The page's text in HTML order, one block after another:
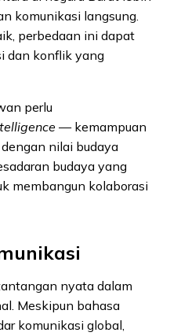
komunikasi langsung.
perbedaan ini dapat
dan konflik yang
perlu
— kemampuan
nilai budaya
budaya yang
membangun kolaborasi
nyata dalam
Meskipun bahasa
komunikasi global,